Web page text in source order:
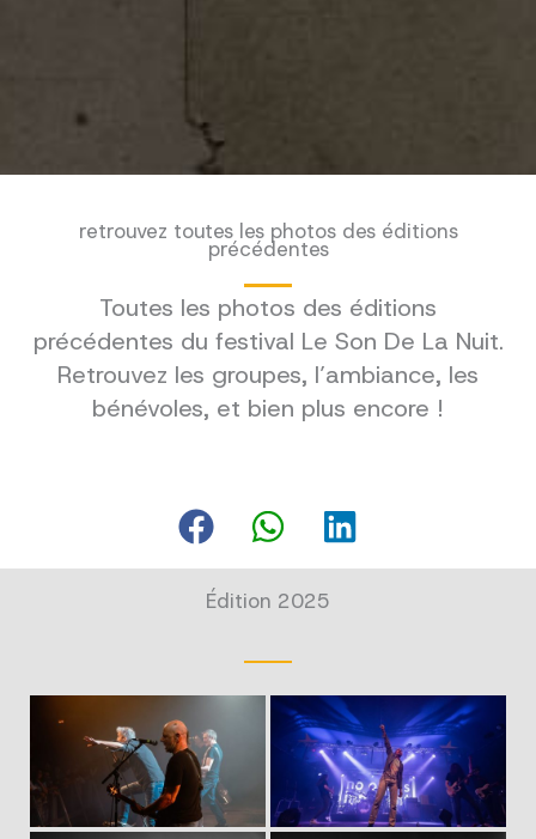
retrouvez toutes les photos des éditions
précédentes
Toutes les photos des éditions
précédentes du festival Le Son De La Nuit.
Retrouvez les groupes, l’ambiance, les
bénévoles, et bien plus encore !
Édition 2025